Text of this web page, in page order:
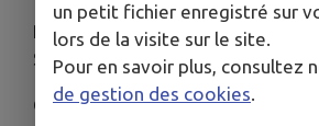
Pour l'année 2023 les randonnées
Samedi 08 avril et samedi 07
Christophe DELANCE (président)
un petit fichier enregistré sur
lors de la visite sur le site.
Pour en savoir plus, consultez
de gestion des cookies.